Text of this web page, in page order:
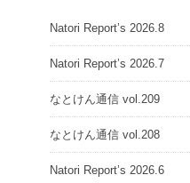
Natori Report’s 2026.8
Natori Report’s 2026.7
なとけん通信 vol.209
なとけん通信 vol.208
Natori Report’s 2026.6